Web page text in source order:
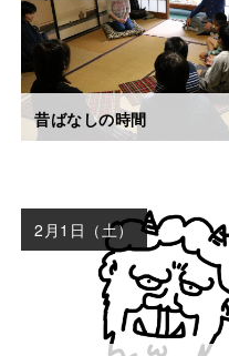
昔ばなしの時間
2月1日（土）